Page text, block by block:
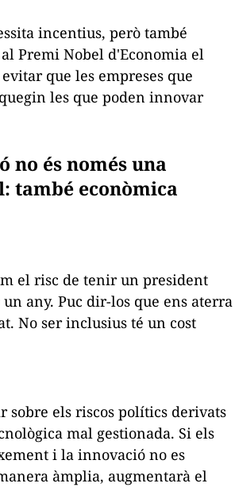
incentius, però també
Premi Nobel d'Economia el
que les empreses que
les que poden innovar
no és només una
també econòmica
el risc de tenir un president
any. Puc dir-los que ens aterra
No ser inclusius té un cost
sobre els riscos polítics derivats
mal gestionada. Si els
i la innovació no es
àmplia, augmentarà el